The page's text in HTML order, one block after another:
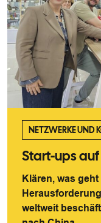
NETZWERKE UND
Start-ups
Klären, was
weltweit